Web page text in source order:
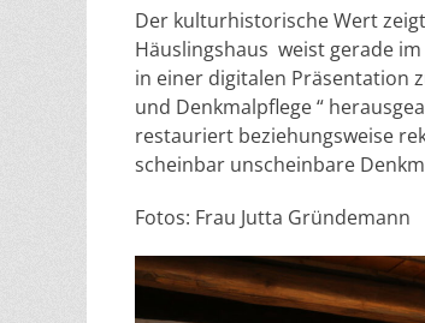
Der kulturhistorische Wert
Häuslingshaus weist gerade
in einer digitalen Präsentation
und Denkmalpflege “
restauriert beziehungsweise
scheinbar unscheinbare
Fotos: Frau Jutta Gründemann